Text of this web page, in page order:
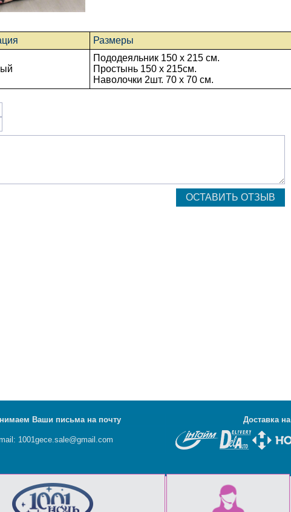
Размеры
Пододеяльник 150 x 215 см.
Простынь 150 x 215см.
Наволочки 2шт. 70 х 70 см.
Ваши письма на почту Доставка
1001gece.sale@gmail.com